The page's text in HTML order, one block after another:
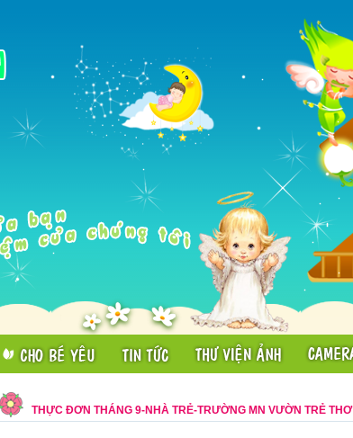
THỰC ĐƠN THÁNG 9-NHÀ TRẺ-TRƯỜNG MN VƯỜN TRẺ THƠ